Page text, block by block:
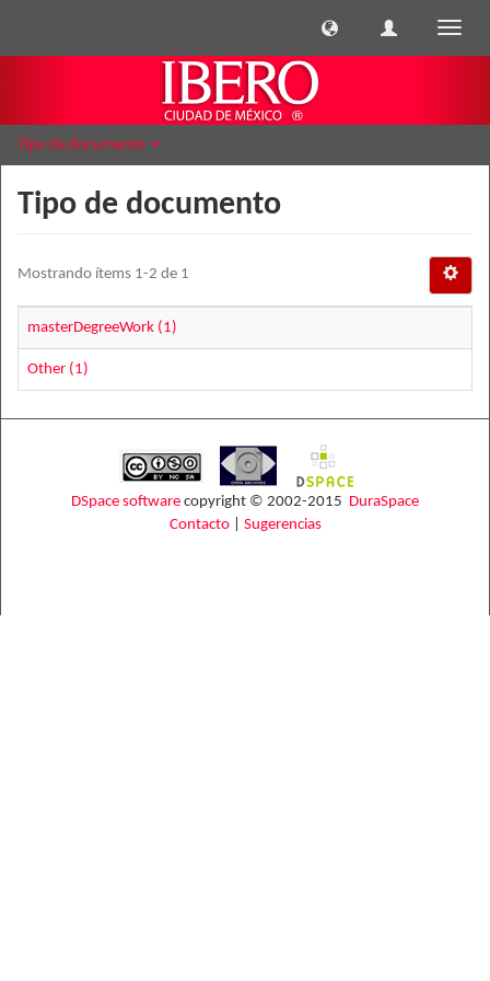
Tipo de documento
Tipo de documento
Mostrando ítems 1-2 de 1
masterDegreeWork (1)
Other (1)
DSpace software copyright © 2002-2015 DuraSpace
Contacto| Sugerencias